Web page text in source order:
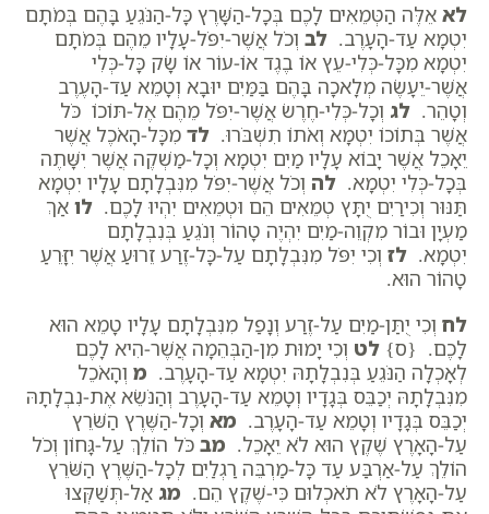
לא אֵלֶּה הַטְּמֵאִים לָכֶם בְּכָל-הַשָּׁרֶץ כָּל-הַנֹּגֵעַ בָּהֶם בְּמֹתָם
יִטְמָא עַד-הָעָרֶב. לב וְכֹל אֲשֶׁר-יִפֹּל-עָלָיו מֵהֶם בְּמֹתָם
יִטְמָא מִכָּל-כְּלִי-עֵץ אוֹ בֶגֶד אוֹ-עוֹר אוֹ שָׂק כָּל-כְּלִי
אֲשֶׁר-יֵעָשֶׂה מְלָאכָה בָּהֶם בַּמַּיִם יוּבָא וְטָמֵא עַד-הָעֶרֶב
וְטָהֵר. לג וְכָל-כְּלִי-חֶרֶשׂ אֲשֶׁר-יִפֹּל מֵהֶם אֶל-תּוֹכוֹ כֹּל
אֲשֶׁר בְּתוֹכוֹ יִטְמָא וְאֹתוֹ תִשְׁבֹּרוּ. לד מִכָּל-הָאֹכֶל אֲשֶׁר
יֵאָכֵל אֲשֶׁר יָבוֹא עָלָיו מַיִם יִטְמָא וְכָל-מַשְׁקֶה אֲשֶׁר יִשָּׁתֶה
בְּכָל-כְּלִי יִטְמָא. לה וְכֹל אֲשֶׁר-יִפֹּל מִנִּבְלָתָם עָלָיו יִטְמָא
תַּנּוּר וְכִירַיִם יֻתָּץ טְמֵאִים הֵם וּטְמֵאִים יִהְיוּ לָכֶם. לו אַךְ
מַעְיָן וּבוֹר מִקְוֵה-מַיִם יִהְיֶה טָהוֹר וְנֹגֵעַ בְּנִבְלָתָם
יִטְמָא. לז וְכִי יִפֹּל מִנִּבְלָתָם עַל-כָּל-זֶרַע זֵרוּעַ אֲשֶׁר יִזָּרֵעַ
טָהוֹר הוּא.
לח וְכִי יֻתַּן-מַיִם עַל-זֶרַע וְנָפַל מִנִּבְלָתָם עָלָיו טָמֵא הוּא
לָכֶם. {ס} לט וְכִי יָמוּת מִן-הַבְּהֵמָה אֲשֶׁר-הִיא לָכֶם
לְאָכְלָה הַנֹּגֵעַ בְּנִבְלָתָהּ יִטְמָא עַד-הָעָרֶב. מ וְהָאֹכֵל
מִנִּבְלָתָהּ יְכַבֵּס בְּגָדָיו וְטָמֵא עַד-הָעָרֶב וְהַנֹּשֵׂא אֶת-נִבְלָתָהּ
יְכַבֵּס בְּגָדָיו וְטָמֵא עַד-הָעָרֶב. מא וְכָל-הַשֶּׁרֶץ הַשֹּׁרֵץ
עַל-הָאָרֶץ שֶׁקֶץ הוּא לֹא יֵאָכֵל. מב כֹּל הוֹלֵךְ עַל-גָּחוֹן וְכֹל
הוֹלֵךְ עַל-אַרְבַּע עַד כָּל-מַרְבֵּה רַגְלַיִם לְכָל-הַשֶּׁרֶץ הַשֹּׁרֵץ
עַל-הָאָרֶץ לֹא תֹאכְלוּם כִּי-שֶׁקֶץ הֵם. מג אַל-תְּשַׁקְּצוּ